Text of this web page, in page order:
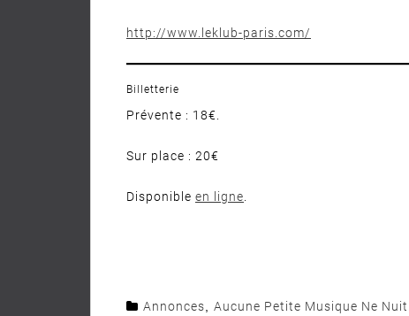
http://www.leklub-paris.com/
Billetterie
Prévente : 18€.
Sur place : 20€
Disponible en ligne
Annonces Aucune Petite Musique Ne Nuit